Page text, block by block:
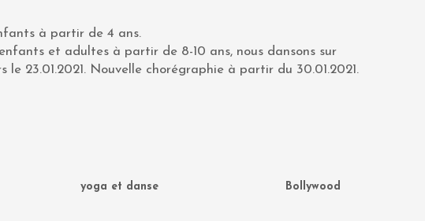
à partir de 4 ans.
et adultes à partir de 8-10 ans, nous dansons sur
le 23.01.2021. Nouvelle chorégraphie à partir du 30.01.2021.
yoga et danse Bollywood